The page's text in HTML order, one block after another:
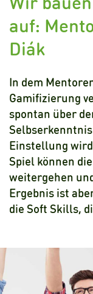
auf:
Diák
In dem
Gamifizierung
spontan über
Einstellung
Spiel können
weitergehen
Ergebnis ist
die Soft Skills,